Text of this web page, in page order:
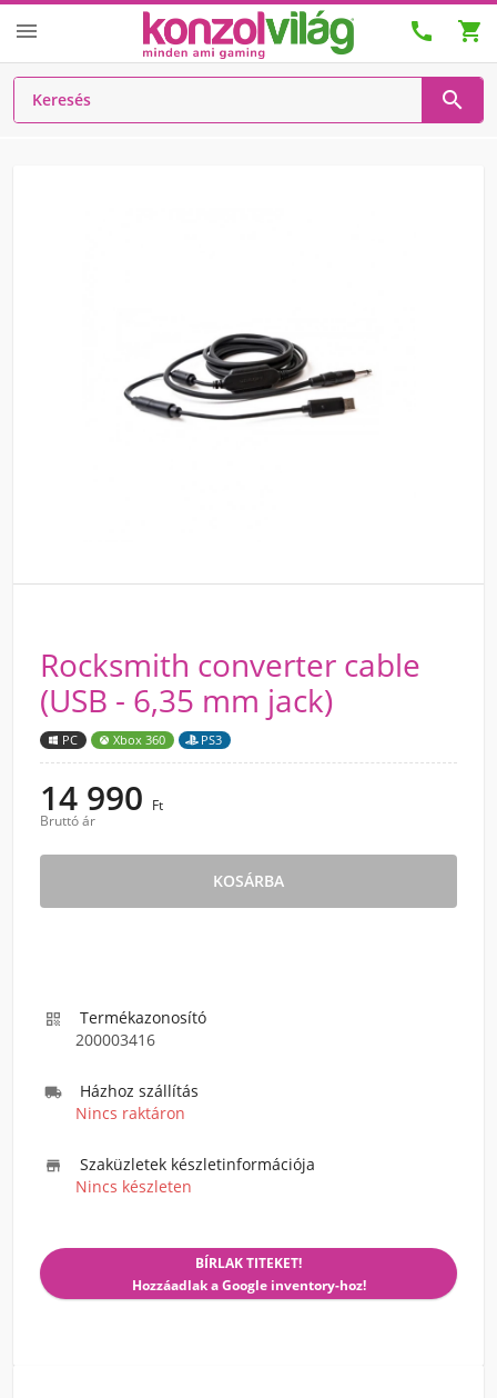
  

Rocksmith converter cable
(USB - 6,35 mm jack)
PC Xbox 360 PS3
14 990 Ft
Bruttó ár
KOSÁRBA

Termékazonosító
200003416

Házhoz szállítás
Nincs raktáron

Szaküzletek készletinformációja
Nincs készleten
BÍRLAK TITEKET!
Hozzáadlak a Google inventory-hoz!